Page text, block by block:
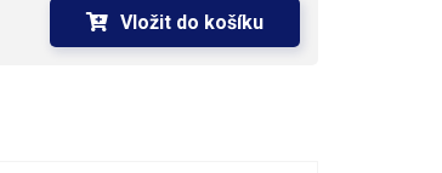
Vložit do košíku